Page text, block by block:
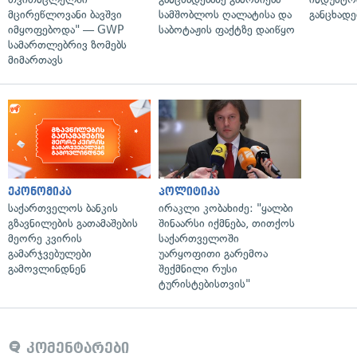
მცირეწლოვანი ბავშვი
იმყოფებოდა" — GWP
სამართლებრივ ზომებს
მიმართავს
სამშობლოს ღალატისა და
საბოტაჟის ფაქტზე დაიწყო
ეკონომიკა
საქართველოს ბანკის
გზავნილების გათამაშების
მეორე კვირის
გამარჯვებულები
გამოვლინდნენ
პოლიტიკა
ირაკლი კობახიძე: "ყალბი
შინაარსი იქმნება, თითქოს
საქართველოში
უარყოფითი გარემოა
შექმნილი რუსი
ტურისტებისთვის"
კომენტარები